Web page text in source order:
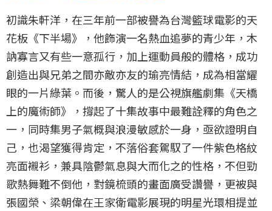
初識朱軒洋，在三年前一部被譽為台灣籃球電影的天
花板《下半場》，他飾演一名熱血追夢的青少年，木
訥寡言又有些一意孤行，加上運動員般的體格，成功
創造出與兄弟之間亦敵亦友的瑜亮情結，成為相當耀
眼的一片綠葉。而後，驚人的是公視旗艦劇集《天橋
上的魔術師》，撐起了十集故事中最難詮釋的角色之
一，同時集男子氣概與浪漫敏感於一身，亟欲證明自
己，也渴望獲得肯定，不落俗套駕馭了一件紫色格紋
亮面襯衫，兼具陰鬱氣息與大而化之的性格，不但勁
歌熱舞難不倒他，對鏡梳頭的畫面廣受讚譽，更被與
張國榮、梁朝偉在王家衛電影展現的明星光環相提並